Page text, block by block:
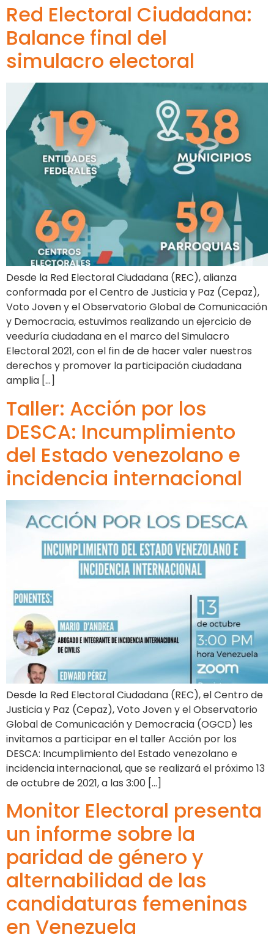
Red Electoral Ciudadana:
Balance final del
simulacro electoral
Desde la Red Electoral Ciudadana (REC), alianza
conformada por el Centro de Justicia y Paz (Cepaz),
Voto Joven y el Observatorio Global de Comunicación
y Democracia, estuvimos realizando un ejercicio de
veeduría ciudadana en el marco del Simulacro
Electoral 2021, con el fin de de hacer valer nuestros
derechos y promover la participación ciudadana
amplia […]
Taller: Acción por los
DESCA: Incumplimiento
del Estado venezolano e
incidencia internacional
Desde la Red Electoral Ciudadana (REC), el Centro de
Justicia y Paz (Cepaz), Voto Joven y el Observatorio
Global de Comunicación y Democracia (OGCD) les
invitamos a participar en el taller Acción por los
DESCA: Incumplimiento del Estado venezolano e
incidencia internacional, que se realizará el próximo 13
de octubre de 2021, a las 3:00 […]
Monitor Electoral presenta
un informe sobre la
paridad de género y
alternabilidad de las
candidaturas femeninas
en Venezuela